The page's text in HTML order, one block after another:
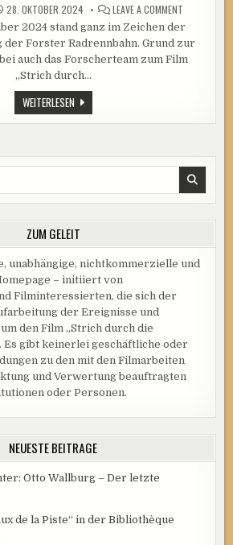
28. OKTOBER 2024 LEAVE A COMMENTON
SO
AUF
DER
FORSTER
2024 stand ganz im Zeichen der
Forster Radrennbahn. Grund zur
auch das Forscherteam zum Film
„Strich durch…
WEITERLESEN„IMMER
SO
WEITER“
FORSTER
RADRENNBAHN
ZUM GELEIT
unabhängige, nichtkommerzielle und
– initiiert von
Filminteressierten, die sich der
der Ereignisse und
den Film „Strich durch die
Es gibt keinerlei geschäftliche oder
zu den mit den Filmarbeiten
und Verwertung beauftragten
oder Personen.
NEUESTE BEITRÄGE
Otto Wallburg – Der letzte
de la Piste“ in der Bibliothèque